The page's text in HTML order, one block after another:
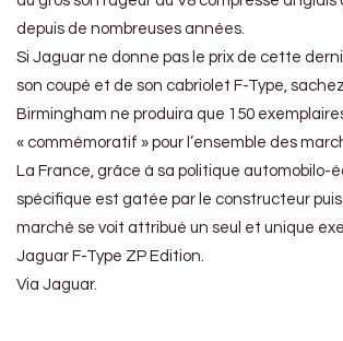
depuis de nombreuses années.
Si Jaguar ne donne pas le prix de cette
son coupé et de son cabriolet F-Type,
Birmingham ne produira que 150
« commémoratif » pour l’ensemble des
La France, grâce à sa politique automobilo-
spécifique est gatée par le constructeur
marché se voit attribué un seul et unique
Jaguar F-Type ZP Edition.
Via Jaguar.